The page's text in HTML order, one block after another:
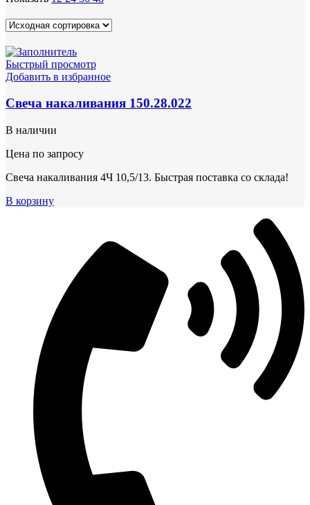
Быстрый просмотр
Добавить в избранное
Свеча накаливания 150.28.022
В наличии
Цена по запросу
Свеча накаливания 4Ч 10,5/13. Быстрая поставка со склада!
В корзину